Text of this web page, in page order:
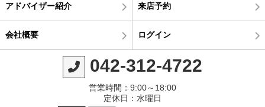
アドバイザー紹介 来店予約
会社概要 ログイン
042-312-4722
営業時間：9:00～18:00
定休日：水曜日